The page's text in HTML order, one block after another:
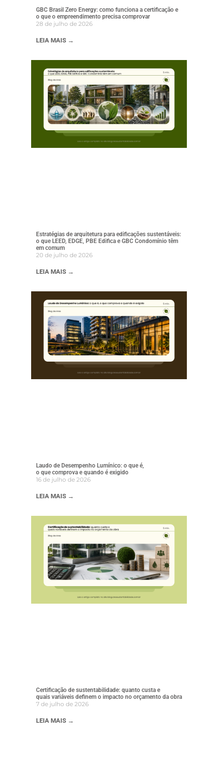
GBC Brasil Zero Energy: como funciona a certificação e
o que o empreendimento precisa comprovar
28 de julho de 2026
LEIA MAIS →
Estratégias de arquitetura para edificações sustentáveis:
o que LEED, EDGE, PBE Edifica e GBC Condomínio têm
em comum
20 de julho de 2026
LEIA MAIS →
Laudo de Desempenho Lumínico: o que é,
o que comprova e quando é exigido
16 de julho de 2026
LEIA MAIS →
Certificação de sustentabilidade: quanto custa e
quais variáveis definem o impacto no orçamento da obra
7 de julho de 2026
LEIA MAIS →